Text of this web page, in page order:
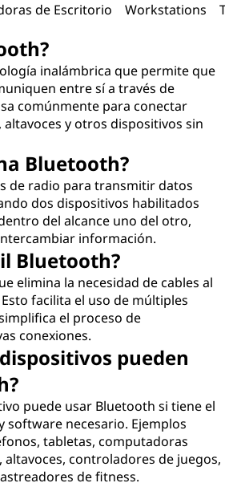
de Escritorio Workstations
inalámbrica que permite que
entre sí a través de
comúnmente para conectar
y otros dispositivos sin
Bluetooth?
de radio para transmitir datos
dos dispositivos habilitados
del alcance uno del otro,
información.
Bluetooth?
elimina la necesidad de cables al
facilita el uso de múltiples
el proceso de
conexiones.
pueden
puede usar Bluetooth si tiene el
software necesario. Ejemplos
tabletas, computadoras
controladores de juegos,
de fitness.